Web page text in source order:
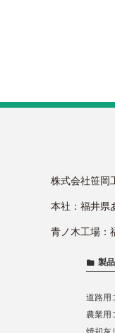
株式会社笹岡
本社：福井県
青ノ木工場：
製
道路用
農業用